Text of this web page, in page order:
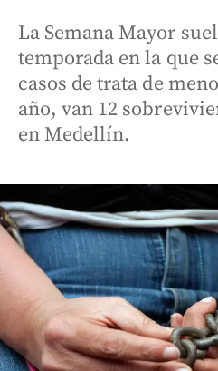
La Semana Mayor
temporada en la que
casos de trata de
año, van 12
en Medellín.